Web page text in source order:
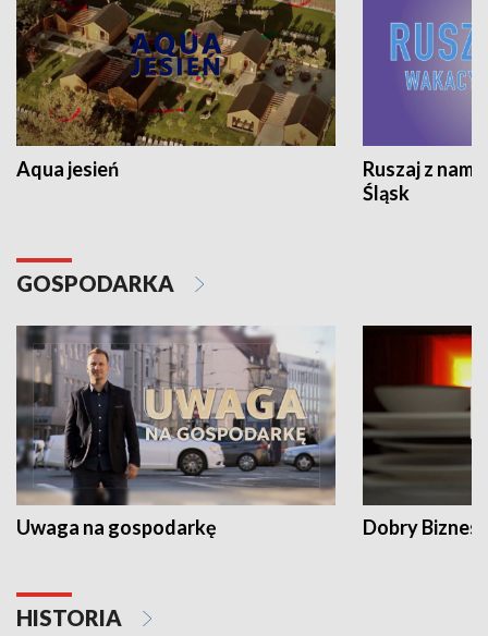
Aqua jesień
Ruszaj z
Śląsk
GOSPODARKA
Uwaga na gospodarkę Dobry Biznes
HISTORIA